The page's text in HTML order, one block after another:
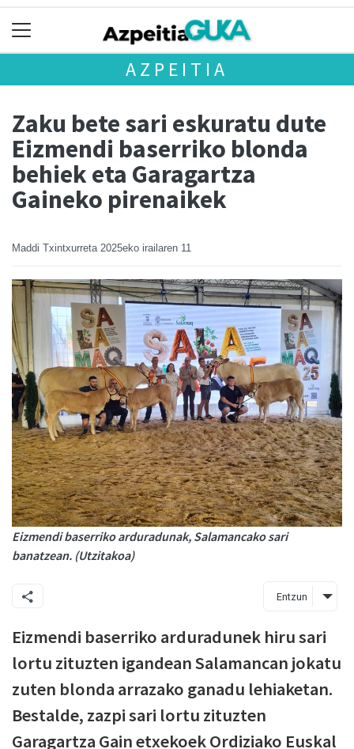
AZPEITIA
Zaku bete sari eskuratu dute
Eizmendi baserriko blonda
behiek eta Garagartza
Gaineko pirenaikek
Maddi Txintxurreta 2025eko irailaren 11
Eizmendi baserriko arduradunak, Salamancako sari
banatzean. (Utzitakoa)
Entzun
Eizmendi baserriko arduradunek hiru sari
lortu zituzten igandean Salamancan jokatu
zuten blonda arrazako ganadu lehiaketan.
Bestalde, zazpi sari lortu zituzten
Garagartza Gain etxekoek Ordiziako Euskal